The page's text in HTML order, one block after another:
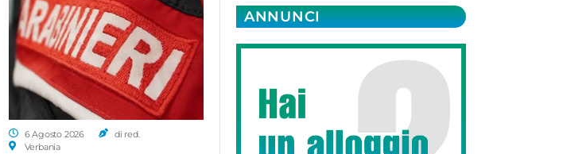
6 Agosto 2026
di red.
Verbania
ANNUNCI